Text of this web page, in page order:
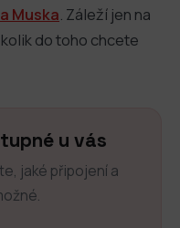
Muska . Záleží jen na
do toho chcete
u vás
jaké připojení a